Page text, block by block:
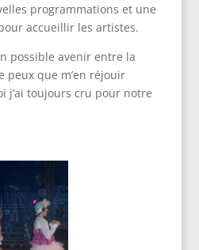
programmations et une
accueillir les artistes.
possible avenir entre la
peux que m’en réjouir
j’ai toujours cru pour notre